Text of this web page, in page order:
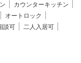
カウンターキッチン
オートロック
談可
二人入居可